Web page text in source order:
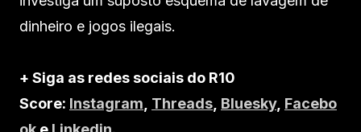
dinheiro e jogos ilegais.
+ Siga as redes sociais do R10
Score: Instagram Threads Bluesky, Facebo